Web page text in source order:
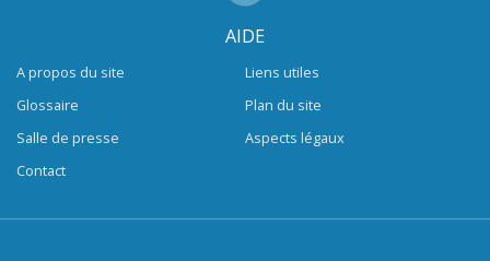
AIDE
A propos du site
Glossaire
Salle de presse
Contact
Liens utiles
Plan du site
Aspects légaux